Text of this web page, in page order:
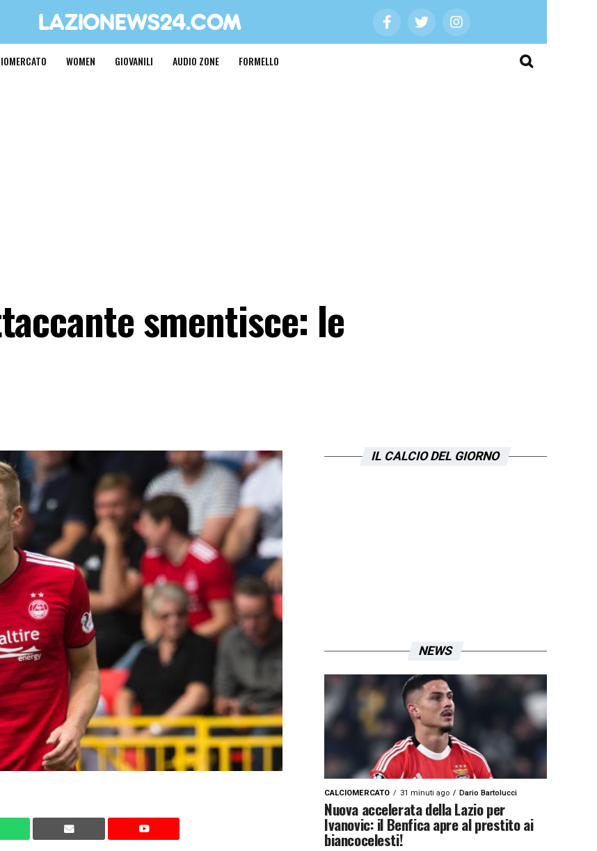
WOMEN GIOVANILI AUDIO ZONE FORMELLO
smentisce: le
IL CALCIO DEL GIORNO
NEWS
CALCIOMERCATO 31 minuti ago Dario Bartolucci
Nuova accelerata della Lazio per
Ivanovic: il Benfica apre al prestito ai
biancocelesti!